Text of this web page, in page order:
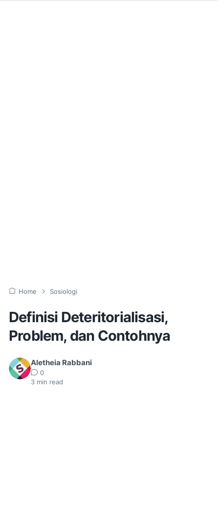
Home Sosiologi
Definisi Deteritorialisasi,
Problem, dan Contohnya
Aletheia Rabbani
0
3 min read